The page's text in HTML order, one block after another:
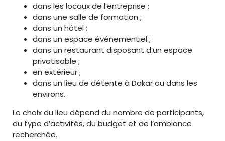
dans les locaux de l’entreprise ;
dans une salle de formation ;
dans un hôtel ;
dans un espace événementiel ;
dans un restaurant disposant d’un espace
privatisable ;
en extérieur ;
dans un lieu de détente à Dakar ou dans les
environs.
Le choix du lieu dépend du nombre de participants,
du type d’activités, du budget et de l’ambiance
recherchée.